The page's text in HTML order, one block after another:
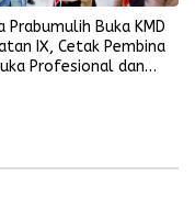
Prabumulih Buka KMD
IX, Cetak Pembina
Profesional dan